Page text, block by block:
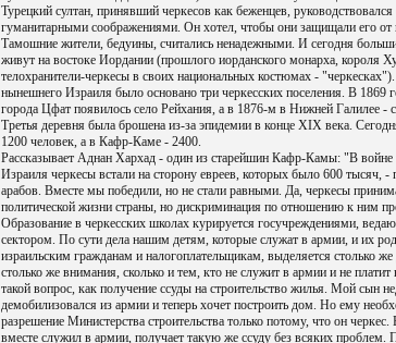
Турецкий султан, принявший черкесов как беженцев,
гуманитарными соображениями. Он хотел, чтобы они защищали его от
Тамошние жители, бедуины, считались ненадежными. И сегодня
живут на востоке Иордании (прошлого иорданского монарха, короля
телохранители-черкесы в своих национальных костюмах -
нынешнего Израиля было основано три черкесских поселения. В 1869
города Цфат появилось село Рейхания, а в 1876-м в Нижней Галилее -
Третья деревня была брошена из-за эпидемии в конце XIX века.
1200 человек, а в Кафр-Каме - 2400.
Рассказывает Аднан Хархад - один из старейшин Кафр-Камы: "В войне
Израиля черкесы встали на сторону евреев, которых было 600 тысяч,
арабов. Вместе мы победили, но не стали равными. Да, черкесы
политической жизни страны, но дискриминация по отношению к ним
Образование в черкесских школах курируется госучреждениями,
сектором. По сути дела нашим детям, которые служат в армии, и их
израильским гражданам и налогоплательщикам, выделяется столько же
столько же внимания, сколько и тем, кто не служит в армии и не платит
такой вопрос, как получение ссуды на строительство жилья. Мой сын
демобилизовался из армии и теперь хочет построить дом. Но ему
разрешение Министерства строительства только потому, что он
вместе служил в армии, получает такую же ссуду без всяких проблем.